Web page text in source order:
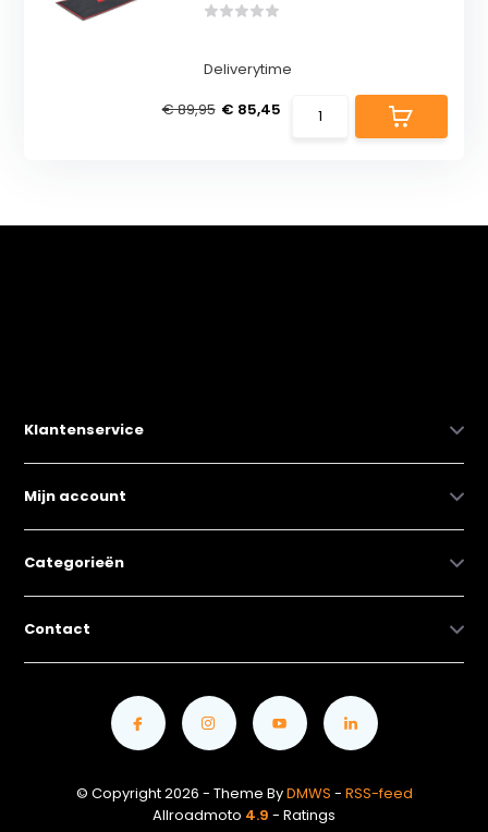
Deliverytime
€ 89,95 € 85,45
Klantenservice
Mijn account
Categorieën
Contact
© Copyright 2026 - Theme ByDMWS - RSS-feed
Allroadmoto 4.9 - Ratings